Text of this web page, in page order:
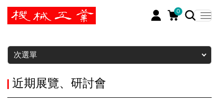
0
暫停
次選單
近期展覽、研討會